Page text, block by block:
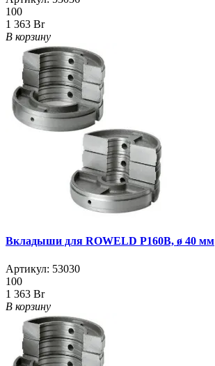
100
1 363 Br
В корзину
Вкладыши для ROWELD Р160B, ø 40 мм
Артикул: 53030
100
1 363 Br
В корзину